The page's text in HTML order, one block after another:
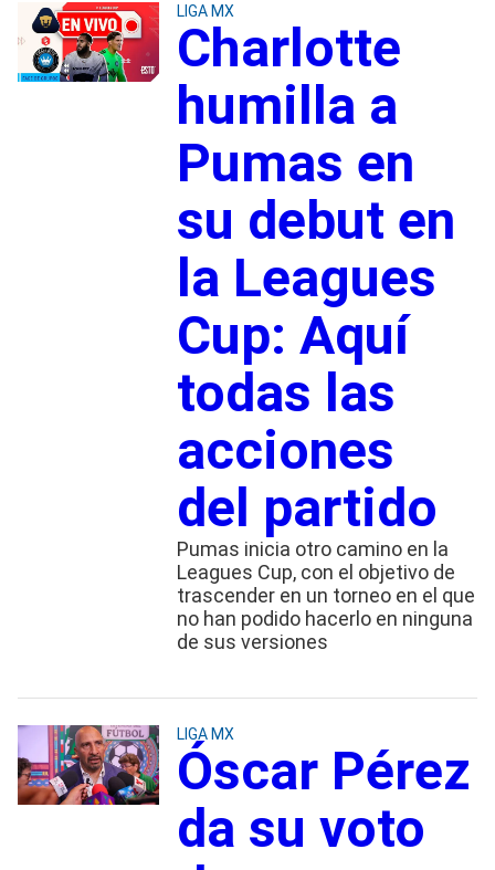
LIGA MX
Charlotte
humilla a
Pumas en
su debut en
la Leagues
Cup: Aquí
todas las
acciones
del partido
Pumas inicia otro camino en la
Leagues Cup, con el objetivo de
trascender en un torneo en el que
no han podido hacerlo en ninguna
de sus versiones
LIGA MX
Óscar Pérez
da su voto